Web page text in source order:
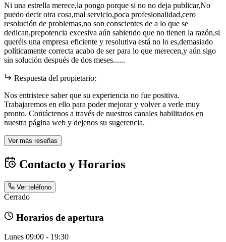
Ni una estrella merece,la pongo porque si no no deja publicar,No
puedo decir otra cosa,mal servicio,poca profesionalidad,cero
resolución de problemas,no son conscientes de a lo que se
dedican,prepotencia excesiva aún sabiendo que no tienen la razón,si
queréis una empresa eficiente y resolutiva está no lo es,demasiado
políticamente correcta acabo de ser para lo que merecen,y aún sigo
sin solución después de dos meses......
Respuesta del propietario:
Nos entristece saber que su experiencia no fue positiva.
Trabajaremos en ello para poder mejorar y volver a verle muy
pronto. Contáctenos a través de nuestros canales habilitados en
nuestra página web y dejenos su sugerencia.
Ver más reseñas
Contacto y Horarios
Ver teléfono
Cerrado
Horarios de apertura
Lunes 09:00 - 19:30